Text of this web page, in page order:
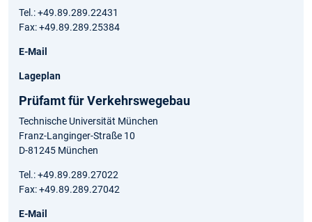
Tel.: +49.89.289.22431
Fax: +49.89.289.25384
E-Mail
Lageplan
Prüfamt für Verkehrswegebau
Technische Universität München
Franz-Langinger-Straße 10
D-81245 München
Tel.: +49.89.289.27022
Fax: +49.89.289.27042
E-Mail